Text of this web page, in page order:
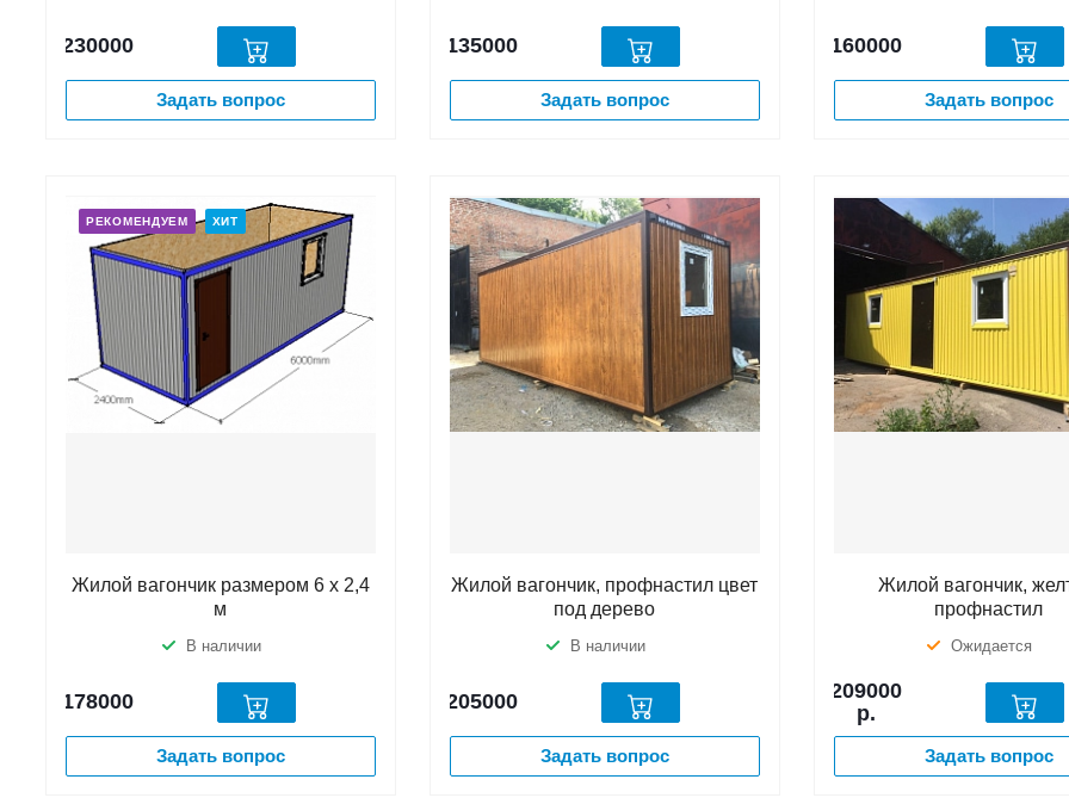
230000
Задать вопрос
135000
Задать вопрос
160000
Задать вопрос
РЕКОМЕНДУЕМ ХИТ
Жилой вагончик размером 6 х 2,4
м
В наличии
178000
Задать вопрос
Жилой вагончик, профнастил цвет
под дерево
В наличии
205000
Задать вопрос
Жилой вагончик,
профнастил
Ожидается
209000
р.
Задать вопрос